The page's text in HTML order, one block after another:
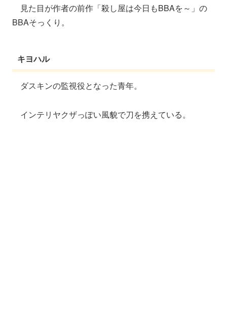
見た目が作者の前作「殺し屋は今日もBBAを～」の
BBAそっくり。
キヨハル
ダスキンの監視役となった青年。
インテリヤクザっぽい風貌で刀を携えている。